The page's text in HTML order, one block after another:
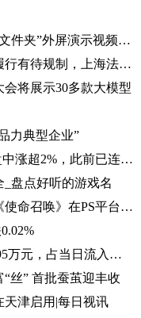
今日最新！三星Galaxy Z Flip5手机“文件夹”外屏演示视频曝光
贵金属延期产品交易中适当性义务履行有待规制，上海法院向交易所发出司法建议_每日观察
将展示30多款大模型
力典型企业”
光伏30ETF（560980）维持强势，盘中涨超2%，此前已连升3日，权重股捷佳伟创涨超3%
盘点好听的游戏名
天天观天下！索尼意外透露：前年《使命召唤》在PS平台创造超8亿美元收入
开勒股份：6月28日获融资买入252.95万元，占当日流入资金比例11.65%-世界即时
丝” 首批蚕茧迎丰收
津启用|每日视讯